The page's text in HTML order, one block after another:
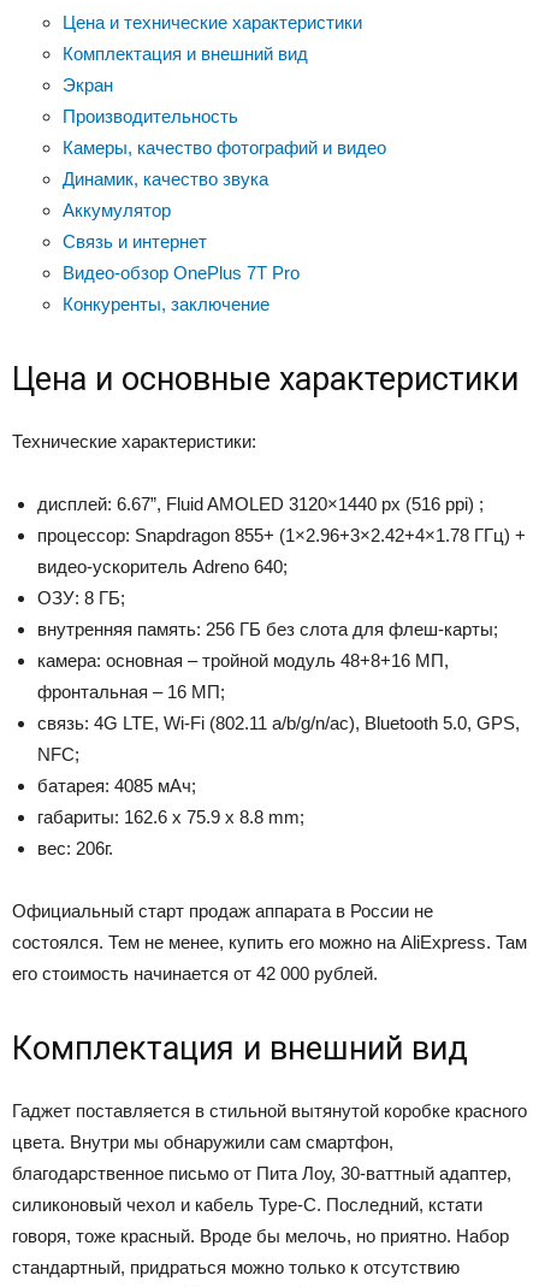
Цена и технические характеристики
Комплектация и внешний вид
Экран
Производительность
Камеры, качество фотографий и видео
Динамик, качество звука
Аккумулятор
Связь и интернет
Видео-обзор OnePlus 7T Pro
Конкуренты, заключение
Цена и основные характеристики
Технические характеристики:
дисплей: 6.67”, Fluid AMOLED 3120×1440 px (516 ppi) ;
процессор: Snapdragon 855+ (1×2.96+3×2.42+4×1.78 ГГц) +
видео-ускоритель Adreno 640;
ОЗУ: 8 ГБ;
внутренняя память: 256 ГБ без слота для флеш-карты;
камера: основная – тройной модуль 48+8+16 МП,
фронтальная – 16 МП;
связь: 4G LTE, Wi-Fi (802.11 a/b/g/n/ac), Bluetooth 5.0, GPS,
NFC;
батарея: 4085 мАч;
габариты: 162.6 x 75.9 x 8.8 mm;
вес: 206г.
Официальный старт продаж аппарата в России не
состоялся. Тем не менее, купить его можно на AliExpress. Там
его стоимость начинается от 42 000 рублей.
Комплектация и внешний вид
Гаджет поставляется в стильной вытянутой коробке красного
цвета. Внутри мы обнаружили сам смартфон,
благодарственное письмо от Пита Лоу, 30-ваттный адаптер,
силиконовый чехол и кабель Type-C. Последний, кстати
говоря, тоже красный. Вроде бы мелочь, но приятно. Набор
стандартный, придраться можно только к отсутствию